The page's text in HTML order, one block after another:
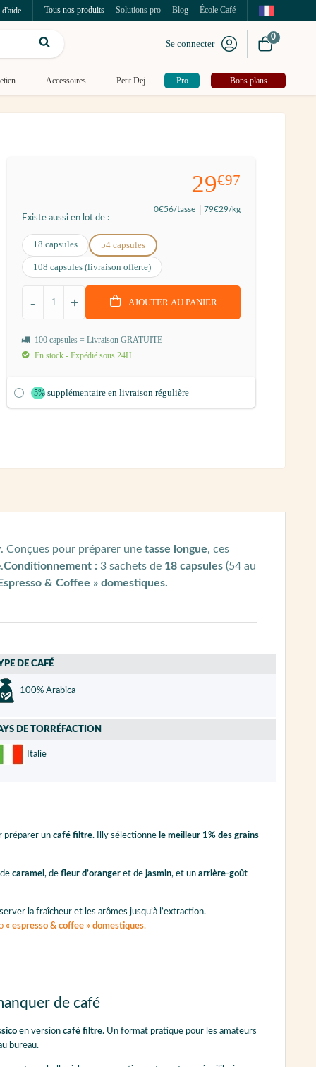
Tous nos produits Solutions pro Blog École Café
Se connecter
0
Accessoires Petit Dej Pro Bons plans
29€97
0€56/tasse 79€29/kg
Existe aussi en lot de :
18 capsules 54 capsules
108 capsules (livraison offerte)
+
- AJOUTER AU PANIER
100 capsules = Livraison GRATUITE
En stock - Expédié sous 24H
-5% supplémentaire en livraison régulière
. Conçues pour préparer une tasse longue, ces
Conditionnement : 3 sachets de 18 capsules (54 au
& Coffee » domestiques.
DE CAFÉ
100% Arabica
DE TORRÉFACTION
Italie
préparer un café filtre. Illy sélectionne le meilleur 1% des grains
caramel , de fleur d’orangeret de jasmin, et un arrière-goût
la fraîcheur et les arômes jusqu’à l’extraction.
« espresso & coffee » domestiques.
de café
en version café filtre. Un format pratique pour les amateurs
bureau.